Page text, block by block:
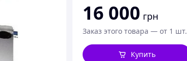
16 000 грн
Заказ этого товара — от 1 шт.
Купить